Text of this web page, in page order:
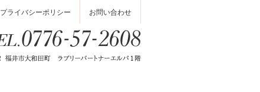
プライバシーポリシー お問い合わせ